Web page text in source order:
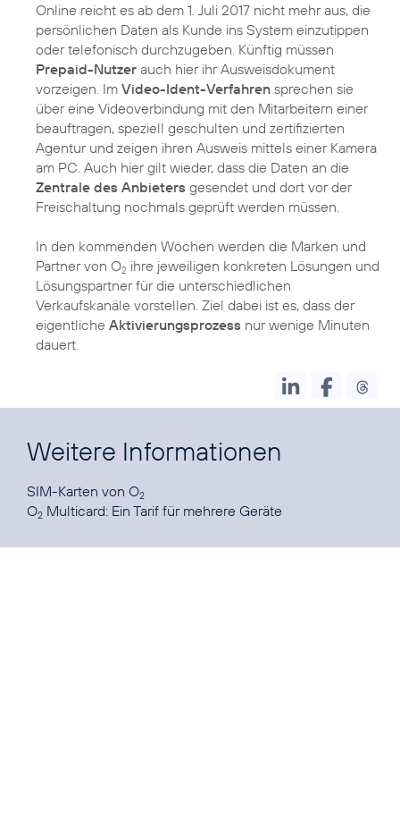
Online reicht es ab dem 1. Juli 2017 nicht mehr aus, die
persönlichen Daten als Kunde ins System einzutippen
oder telefonisch durchzugeben. Künftig müssen
Prepaid-Nutzer auch hier ihr Ausweisdokument
vorzeigen. Im Video-Ident-Verfahren sprechen sie
über eine Videoverbindung mit den Mitarbeitern einer
beauftragen, speziell geschulten und zertifizierten
Agentur und zeigen ihren Ausweis mittels einer Kamera
am PC. Auch hier gilt wieder, dass die Daten an die
Zentrale des Anbieters gesendet und dort vor der
Freischaltung nochmals geprüft werden müssen.
In den kommenden Wochen werden die Marken und
Partner von O2 ihre jeweiligen konkreten Lösungen und
Lösungspartner für die unterschiedlichen
Verkaufskanäle vorstellen. Ziel dabei ist es, dass der
eigentliche Aktivierungsprozess nur wenige Minuten
dauert.
Weitere Informationen
SIM-Karten von O2
O2 Multicard: Ein Tarif für mehrere Geräte